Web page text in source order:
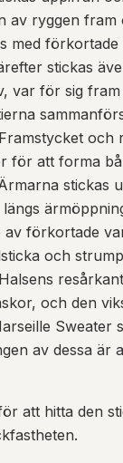
av ryggen
med
stickas
var för sig
och
för att forma
stickas
av förkortade
och
och den
Sweater
av dessa är
att hitta den